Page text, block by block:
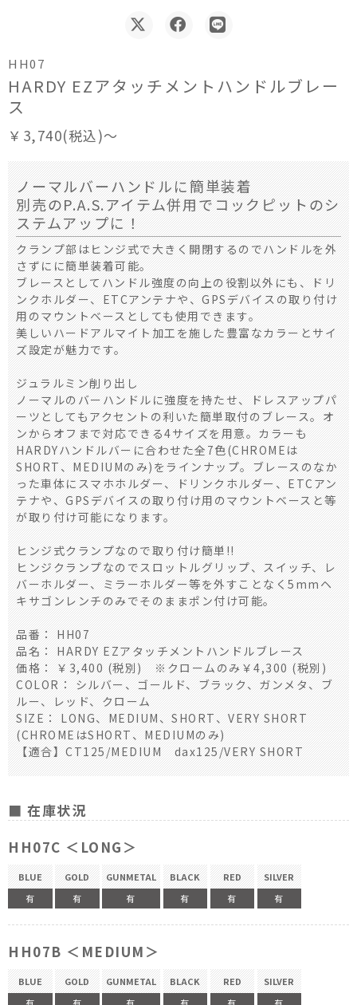
HH07
HARDY EZアタッチメントハンドルブレー
ス
￥3,740(税込)～
ノーマルバーハンドルに簡単装着
別売のP.A.S.アイテム併用でコックピットのシ
ステムアップに！
クランプ部はヒンジ式で大きく開閉するのでハンドルを外
さずにに簡単装着可能。
ブレースとしてハンドル強度の向上の役割以外にも、ドリ
ンクホルダー、ETCアンテナや、GPSデバイスの取り付け
用のマウントベースとしても使用できます。
美しいハードアルマイト加工を施した豊富なカラーとサイ
ズ設定が魅力です。
ジュラルミン削り出し
ノーマルのバーハンドルに強度を持たせ、ドレスアップパ
ーツとしてもアクセントの利いた簡単取付のブレース。オ
ンからオフまで対応できる4サイズを用意。カラーも
HARDYハンドルバーに合わせた全7色(CHROMEは
SHORT、MEDIUMのみ)をラインナップ。ブレースのなか
った車体にスマホホルダー、ドリンクホルダー、ETCアン
テナや、GPSデバイスの取り付け用のマウントベースと等
が取り付け可能になります。
ヒンジ式クランプなので取り付け簡単!!
ヒンジクランプなのでスロットルグリップ、スイッチ、レ
バーホルダー、ミラーホルダー等を外すことなく5mmヘ
キサゴンレンチのみでそのままポン付け可能。
品番： HH07
品名： HARDY EZアタッチメントハンドルブレース
価格： ￥3,400 (税別) ※クロームのみ￥4,300 (税別)
COLOR： シルバー、ゴールド、ブラック、ガンメタ、ブ
ルー、レッド、クローム
SIZE： LONG、MEDIUM、SHORT、VERY SHORT
(CHROMEはSHORT、MEDIUMのみ)
【適合】CT125/MEDIUM dax125/VERY SHORT
■ 在庫状況
HH07C ＜LONG＞
BLUE
有
GOLD
有
GUNMETAL
有
BLACK
有
RED
有
SILVER
有
HH07B ＜MEDIUM＞
BLUE
GOLD
GUNMETAL
BLACK
RED
SILVER